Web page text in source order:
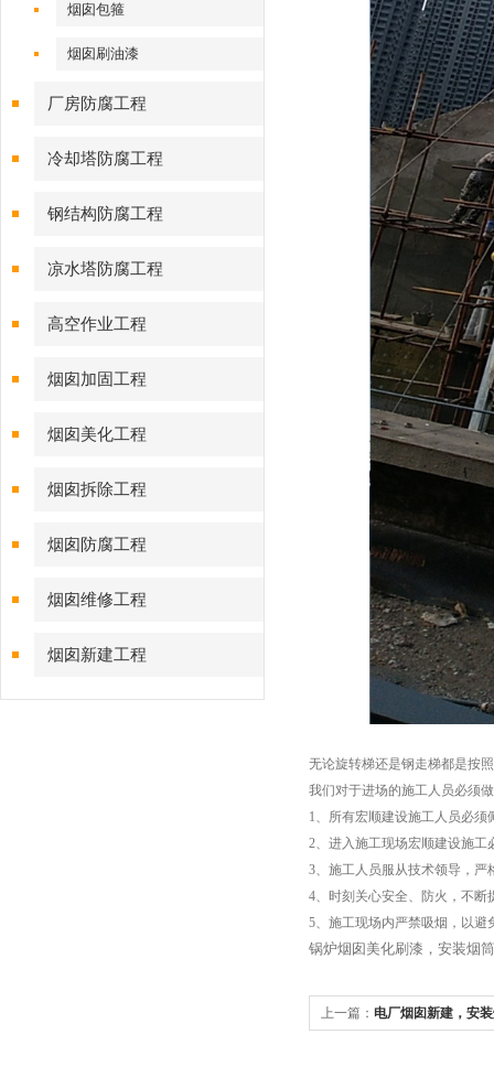
烟囱包箍
烟囱刷油漆
厂房防腐工程
冷却塔防腐工程
钢结构防腐工程
凉水塔防腐工程
高空作业工程
烟囱加固工程
烟囱美化工程
烟囱拆除工程
烟囱防腐工程
烟囱维修工程
烟囱新建工程
无论旋转梯还是钢走梯都是按
我们对于进场的施工人员必须
1、所有宏顺建设施工人员必
2、进入施工现场宏顺建设施工
3、施工人员服从技术领导，
4、时刻关心安全、防火，不
5、施工现场内严禁吸烟，以避
锅炉烟囱美化刷漆，安装烟
上一篇： 电厂烟囱新建，安